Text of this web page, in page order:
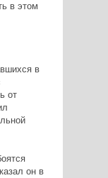
в этом
в
от
он в